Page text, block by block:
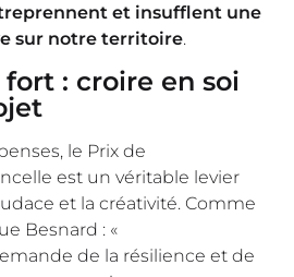
et insufflent une
sur notre territoire.
: croire en soi
le Prix de
est un véritable levier
et la créativité. Comme
Besnard : «
de la résilience et de